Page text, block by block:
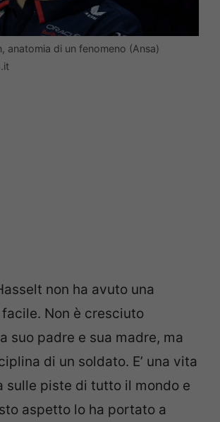
anatomia di un fenomeno (Ansa)
non ha avuto una
Non è cresciuto
suo padre e sua madre, ma
di un soldato. E’ una vita
sulle piste di tutto il mondo e
aspetto lo ha portato a